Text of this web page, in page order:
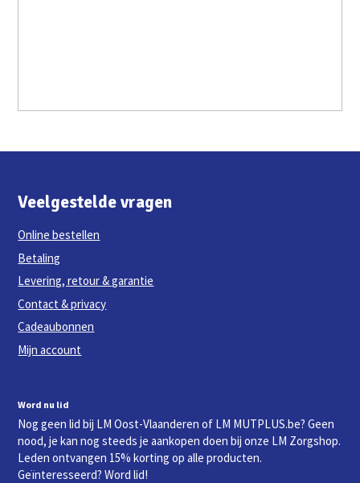
Veelgestelde vragen
Online bestellen
Betaling
Levering, retour & garantie
Contact & privacy
Cadeaubonnen
Mijn account
Word nu lid
Nog geen lid bij LM Oost-Vlaanderen of LM MUTPLUS.be? Geen
nood, je kan nog steeds je aankopen doen bij onze LM Zorgshop.
Leden ontvangen 15% korting op alle producten.
Geïnteresseerd? Word lid!